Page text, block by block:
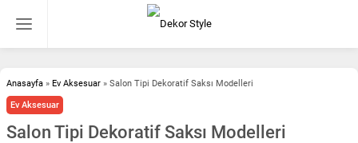
Anasayfa » Ev Aksesuar » Salon Tipi Dekoratif Saksı Modelleri
Ev Aksesuar
Salon Tipi Dekoratif Saksı Modelleri